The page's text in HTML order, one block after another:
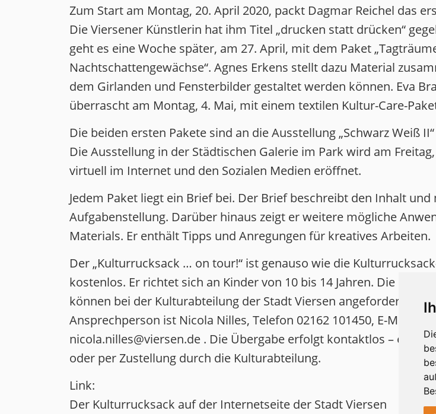
Zum Start am Montag, 20. April 2020, packt Dagmar Reichel das
Die Viersener Künstlerin hat ihm Titel „drucken statt drücken“
geht es eine Woche später, am 27. April, mit dem Paket
Nachtschattengewächse“. Agnes Erkens stellt dazu Material
dem Girlanden und Fensterbilder gestaltet werden können. Eva
überrascht am Montag, 4. Mai, mit einem textilen Kultur-Care-
Die beiden ersten Pakete sind an die Ausstellung „Schwarz Weiß
Die Ausstellung in der Städtischen Galerie im Park wird am
virtuell im Internet und den Sozialen Medien eröffnet.
Jedem Paket liegt ein Brief bei. Der Brief beschreibt den Inhalt und
Aufgabenstellung. Darüber hinaus zeigt er weitere mögliche
Materials. Er enthält Tipps und Anregungen für kreatives Arbeiten.
Der „Kulturrucksack … on tour!“ ist genauso wie die
kostenlos. Er richtet sich an Kinder von 10 bis 14 Jahren. Die Kultur-
können bei der Kulturabteilung der Stadt Viersen angefordert
Ansprechperson ist Nicola Nilles, Telefon 02162 101450, E-Mail
nicola.nilles@viersen.de . Die Übergabe erfolgt kontaktlos –
oder per Zustellung durch die Kulturabteilung.
Link:
Der Kulturrucksack auf der Internetseite der Stadt Viersen